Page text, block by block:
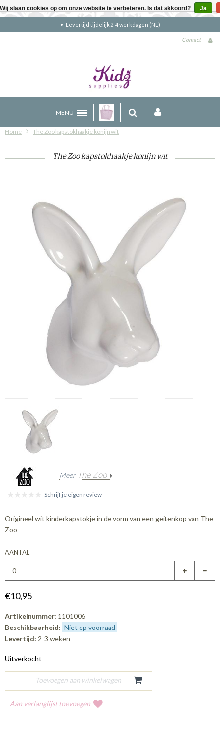
Gratis verzending boven €90 (NL)
Contact
MENU
Home The Zoo kapstokhaakje konijn wit
The Zoo kapstokhaakje konijn wit
Meer The Zoo
Schrijf je eigen review
Origineel wit kinderkapstokje in de vorm van een geitenkop van The
Zoo
AANTAL
€10,95
Artikelnummer: 1101006
Beschikbaarheid: Niet op voorraad
Levertijd: 2-3 weken
Uitverkocht
Aan verlanglijst toevoegen
Wij slaan cookies op om onze website te verbeteren. Is dat akkoord? Ja